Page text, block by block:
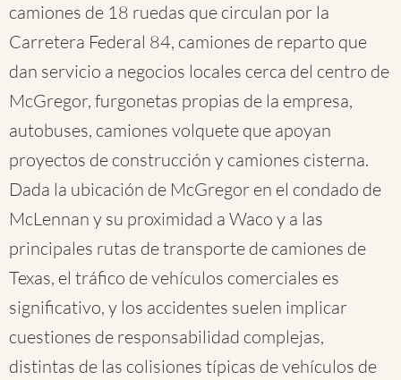
camiones de 18 ruedas que circulan por la
Carretera Federal 84, camiones de reparto que
dan servicio a negocios locales cerca del centro de
McGregor, furgonetas propias de la empresa,
autobuses, camiones volquete que apoyan
proyectos de construcción y camiones cisterna.
Dada la ubicación de McGregor en el condado de
McLennan y su proximidad a Waco y a las
principales rutas de transporte de camiones de
Texas, el tráfico de vehículos comerciales es
significativo, y los accidentes suelen implicar
cuestiones de responsabilidad complejas,
distintas de las colisiones típicas de vehículos de